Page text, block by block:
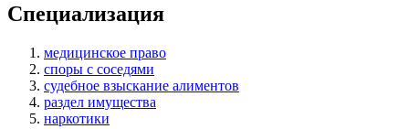
Специализация
медицинское право
споры с соседями
судебное взыскание алиментов
раздел имущества
наркотики